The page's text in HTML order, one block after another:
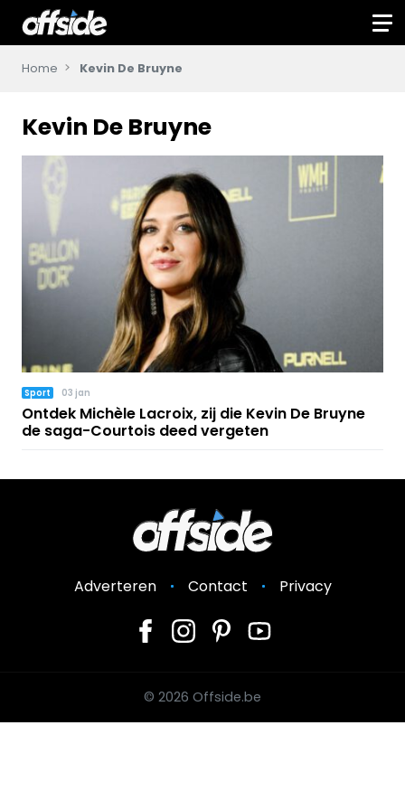
Home Kevin De Bruyne
Kevin De Bruyne
Sport 03 jan
Ontdek Michèle Lacroix, zij die Kevin De Bruyne
de saga-Courtois deed vergeten
Adverteren Contact Privacy
© 2026 Offside.be